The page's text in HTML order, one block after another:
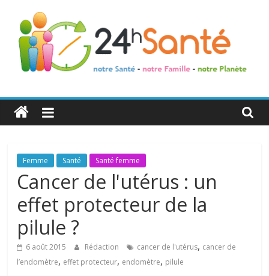
24h
Santé
La
santé
de
toute
famille
Femme Santé Santé femme
Cancer de l'utérus : un
effet protecteur de la
pilule ?
6 août 2015 Rédaction cancer de l'utérus, cancer de
l’endomètre, effet protecteur, endomètre, pilule